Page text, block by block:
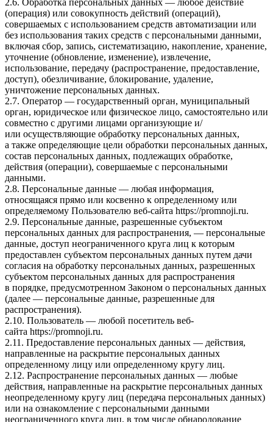
2.6. Обработка персональных данных — любое действие
(операция) или совокупность действий (операций),
совершаемых с использованием средств автоматизации или
без использования таких средств с персональными данными,
включая сбор, запись, систематизацию, накопление, хранение,
уточнение (обновление, изменение), извлечение,
использование, передачу (распространение, предоставление,
доступ), обезличивание, блокирование, удаление,
уничтожение персональных данных.
2.7. Оператор — государственный орган, муниципальный
орган, юридическое или физическое лицо, самостоятельно или
совместно с другими лицами организующие и/
или осуществляющие обработку персональных данных,
а также определяющие цели обработки персональных данных,
состав персональных данных, подлежащих обработке,
действия (операции), совершаемые с персональными
данными.
2.8. Персональные данные — любая информация,
относящаяся прямо или косвенно к определенному или
определяемому Пользователю веб-сайта https://promnoji.ru.
2.9. Персональные данные, разрешенные субъектом
персональных данных для распространения, — персональные
данные, доступ неограниченного круга лиц к которым
предоставлен субъектом персональных данных путем дачи
согласия на обработку персональных данных, разрешенных
субъектом персональных данных для распространения
в порядке, предусмотренном Законом о персональных данных
(далее — персональные данные, разрешенные для
распространения).
2.10. Пользователь — любой посетитель веб-
сайта https://promnoji.ru.
2.11. Предоставление персональных данных — действия,
направленные на раскрытие персональных данных
определенному лицу или определенному кругу лиц.
2.12. Распространение персональных данных — любые
действия, направленные на раскрытие персональных данных
неопределенному кругу лиц (передача персональных данных)
или на ознакомление с персональными данными
неограниченного круга лиц, в том числе обнародование